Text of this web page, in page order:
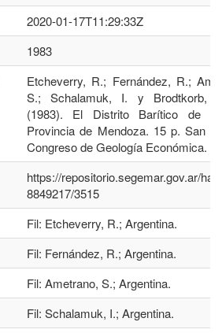
2020-01-17T11:29:33Z
1983
Etcheverry, R.; Fernández, R.;
S.; Schalamuk, I. y Brodtkorb,
(1983). El Distrito Barítico de
Provincia de Mendoza. 15 p. San
Congreso de Geología Económica.
https://repositorio.segemar.gov.ar/
8849217/3515
Fil: Etcheverry, R.; Argentina.
Fil: Fernández, R.; Argentina.
Fil: Ametrano, S.; Argentina.
Fil: Schalamuk, I.; Argentina.